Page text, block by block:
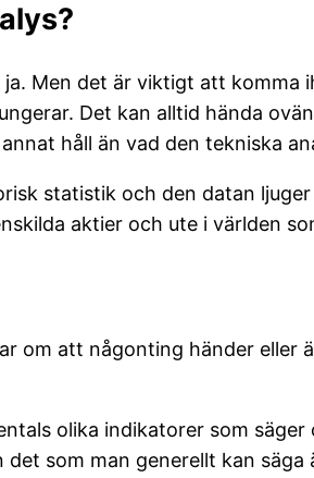
Men det är viktigt att komma
Det kan alltid hända
håll än vad den tekniska
statistik och den datan
aktier och ute i världen
om att någonting händer
olika indikatorer som säger
det som man generellt kan